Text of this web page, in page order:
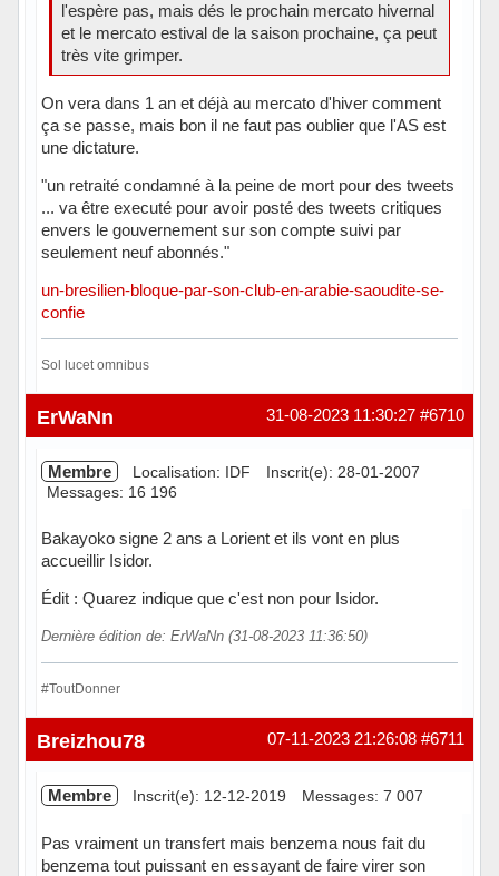
l'espère pas, mais dés le prochain mercato hivernal
et le mercato estival de la saison prochaine, ça peut
très vite grimper.
On vera dans 1 an et déjà au mercato d'hiver comment
ça se passe, mais bon il ne faut pas oublier que l'AS est
une dictature.
"un retraité condamné à la peine de mort pour des tweets
... va être executé pour avoir posté des tweets critiques
envers le gouvernement sur son compte suivi par
seulement neuf abonnés."
un-bresilien-bloque-par-son-club-en-arabie-saoudite-se-
confie
Sol lucet omnibus
Hors ligne #6710
31-08-2023 11:30:27
ErWaNn
Membre Localisation: IDF
Inscrit(e): 28-01-2007
Messages: 16 196
Bakayoko signe 2 ans a Lorient et ils vont en plus
accueillir Isidor.
Édit : Quarez indique que c'est non pour Isidor.
Dernière édition de: ErWaNn (31-08-2023 11:36:50)
#ToutDonner
En ligne #6711
07-11-2023 21:26:08
Breizhou78
Membre Inscrit(e): 12-12-2019 Messages: 7 007
Pas vraiment un transfert mais benzema nous fait du
benzema tout puissant en essayant de faire virer son